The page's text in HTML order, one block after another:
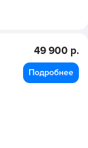
49 900 р.
Подробнее